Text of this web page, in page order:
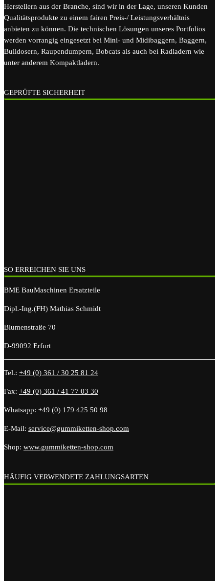
Herstellern aus der Branche, sind wir in der Lage, unseren Kunden
Qualitätsprodukte zu einem fairen Preis-/ Leistungsverhältnis
anbieten zu können. Die technischen Lösungen unseres Portfolios
werden vorrangig eingesetzt bei Mini- und Midibaggern, Baggern,
Bulldosern, Raupendumpern, Bobcats als auch bei Radladern wie
unter anderem Kompaktladern.
GEPRÜFTE SICHERHEIT
SO ERREICHEN SIE UNS
BME BauMaschinen Ersatzteile
Dipl.-Ing.(FH) Mathias Schmidt
Blumenstraße 70
D-99092 Erfurt
Tel.: +49 (0) 361 / 30 25 81 24
Fax: +49 (0) 361 / 41 77 03 30
Whatsapp: +49 (0) 179 425 50 98
E-Mail: service@gummiketten-shop.com
Shop: www.gummiketten-shop.com
HÄUFIG VERWENDETE ZAHLUNGSARTEN